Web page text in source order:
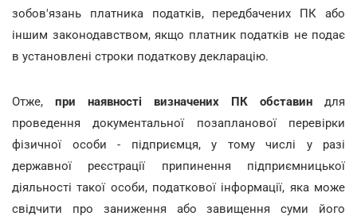
зобов'язань платника податків, передбачених ПК або
іншим законодавством, якщо платник податків не подає
в установлені строки податкову декларацію.
Отже, при наявності визначених ПК обставин для
проведення документальної позапланової перевірки
фізичної особи - підприємця, у тому числі у разі
державної реєстрації припинення підприємницької
діяльності такої особи, податкової інформації, яка може
свідчити про заниження або завищення суми його